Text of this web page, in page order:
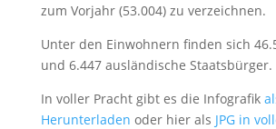
zum Vorjahr (53.004) zu verzeichnen.
Unter den Einwohnern finden sich
und 6.447 ausländische Staatsbürger.
In voller Pracht gibt es die Infografik
Herunterladen oder hier als JPG in